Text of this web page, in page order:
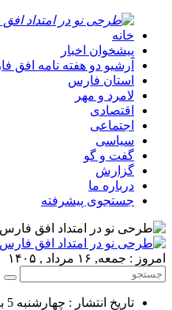
خانه
پیشخوان اخبار
آرشیو دو هفته نامه افق
استان فارس
لامرد و مهر
اقتصادی
اجتماعی
سیاسی
گفت و گو
گزارش
درباره ما
جستجوی پیشرفته
امروز : جمعه, ۱۶ مرداد , ۱۴۰۵
تاریخ انتشار : چهارشنبه 5 بهمن 1401 - 9:24